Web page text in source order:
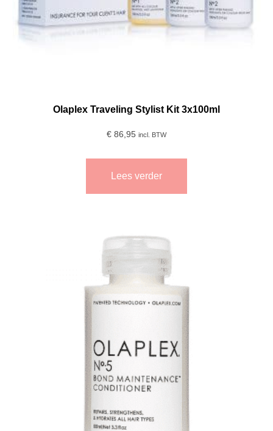
Olaplex Traveling Stylist Kit 3x100ml
€ 86,95 incl. BTW
Lees verder